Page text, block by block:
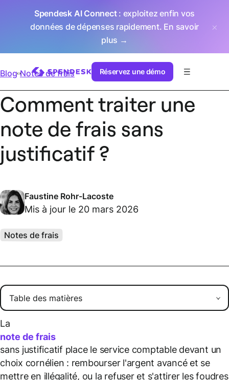
Spendesk AI Connect: exploitez enfin vos
données de dépenses rapidement. En savoir
plus →
Réservez une démo
Blog Notes de frais
Comment traiter une
note de frais sans
justificatif ?
Faustine Rohr-Lacoste
Mis à jour le 20 mars 2026
Notes de frais
La
note de frais
sans justificatif place le service comptable devant un
choix cornélien : rembourser l'argent avancé et se
mettre en illégalité, ou la refuser et s'attirer les foudres